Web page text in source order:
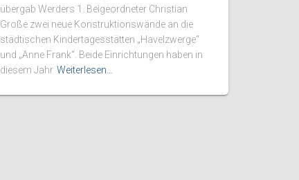
übergab Werders 1. Beigeordneter Christian
Große zwei neue Konstruktionswände an die
städtischen Kindertagesstätten „Havelzwerge“
und „Anne Frank“. Beide Einrichtungen haben in
diesem Jahr Weiterlesen…